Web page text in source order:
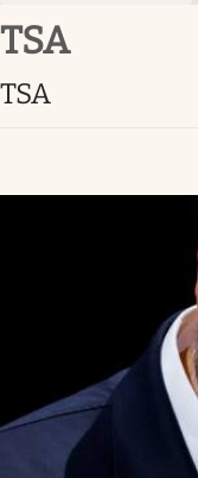
Opinión
Brand Strategy
Vida y estilo
abre en nueva pestaña
México
TSA
TSA